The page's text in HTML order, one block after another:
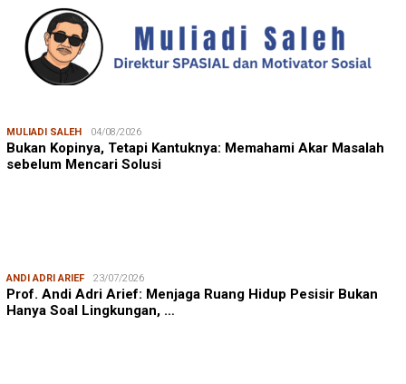
MULIADI SALEH 04/08/2026
Bukan Kopinya, Tetapi Kantuknya: Memahami Akar Masalah
sebelum Mencari Solusi
ANDI ADRI ARIEF 23/07/2026
Prof. Andi Adri Arief: Menjaga Ruang Hidup Pesisir Bukan
Hanya Soal Lingkungan, …